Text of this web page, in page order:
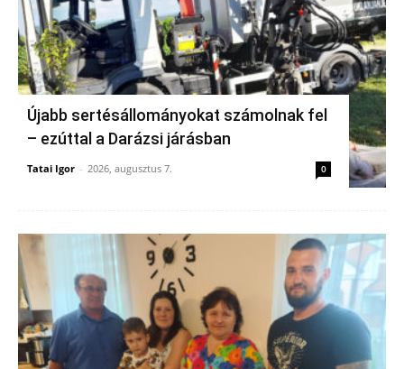
Újabb sertésállományokat számolnak fel
– ezúttal a Darázsi járásban
Tatai Igor - 2026, augusztus 7. 0